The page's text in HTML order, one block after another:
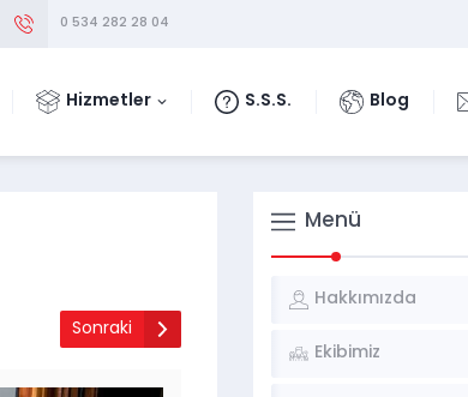
0 534 282 28 04
Hizmetler S.S.S. Blog
Sonraki
Menü
Hakkımızda
Ekibimiz